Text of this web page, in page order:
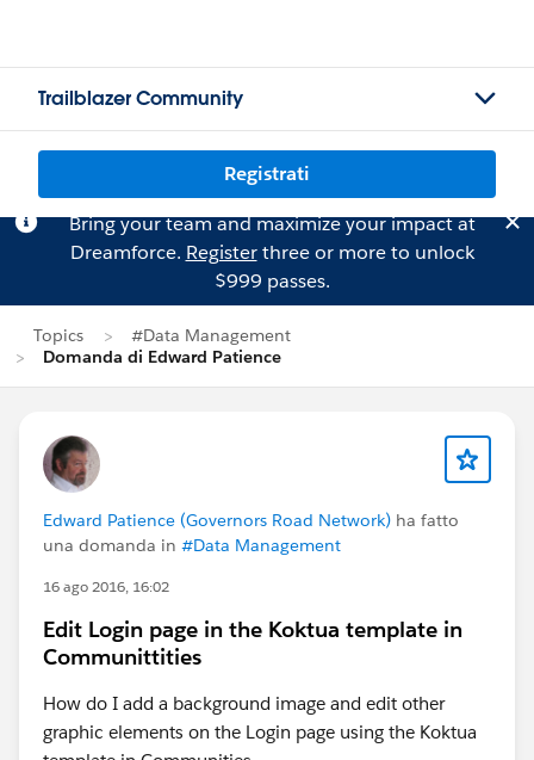
Trailblazer Community
Registrati
Bring your team and maximize your impact at
Dreamforce. Registerthree or more to unlock
$999 passes.
Topics
#Data Management
Domanda di Edward Patience
Edward Patience (Governors Road Network) ha fatto
una domanda in #Data Management
16 ago 2016, 16:02
Edit Login page in the Koktua template in
Communittities
How do I add a background image and edit other
graphic elements on the Login page using the Koktua